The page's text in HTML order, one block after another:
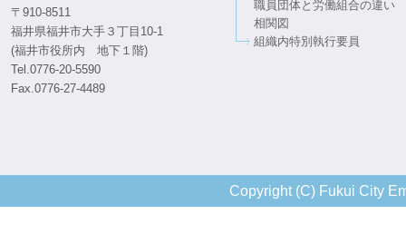
〒910-8511
福井県福井市大手３丁目10-1
(福井市役所内 地下１階)
Tel.0776-20-5590
Fax.0776-27-4489
職員団体と労働組合の違い
相関図
組織内特別執行要員
Copyright (C) Fukui City